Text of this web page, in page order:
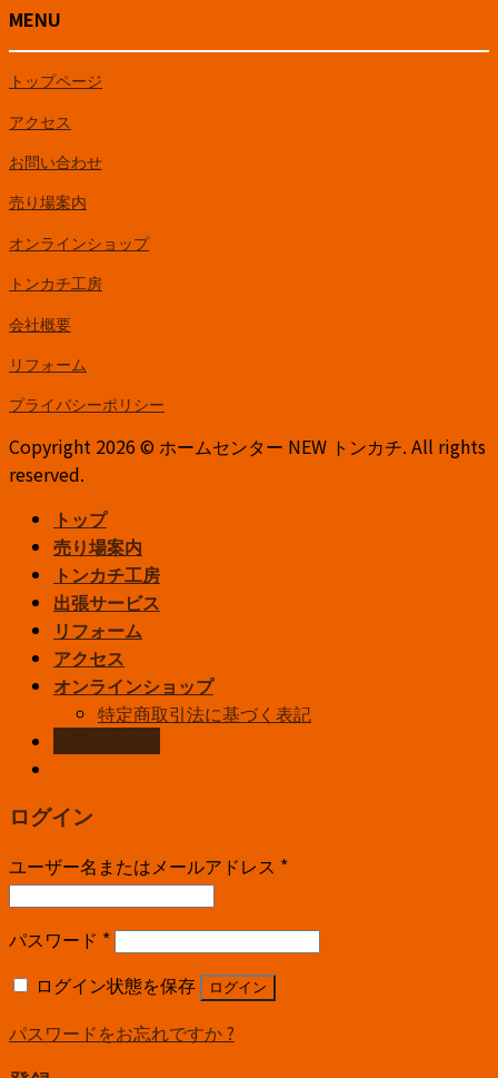
MENU
トップページ
アクセス
お問い合わせ
売り場案内
オンラインショップ
トンカチ工房
会社概要
リフォーム
プライバシーポリシー
Copyright 2026 © ホームセンター NEW トンカチ. All rights
reserved.
トップ
売り場案内
トンカチ工房
出張サービス
リフォーム
アクセス
オンラインショップ
特定商取引法に基づく表記
ログイン
ユーザー名またはメールアドレス *
パスワード *
ログイン状態を保存
ログイン
パスワードをお忘れですか ?